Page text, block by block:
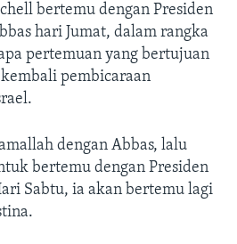
bertemu dengan Presiden
hari Jumat, dalam rangka
pertemuan yang bertujuan
pembicaraan
dengan Abbas, lalu
bertemu dengan Presiden
Sabtu, ia akan bertemu lagi